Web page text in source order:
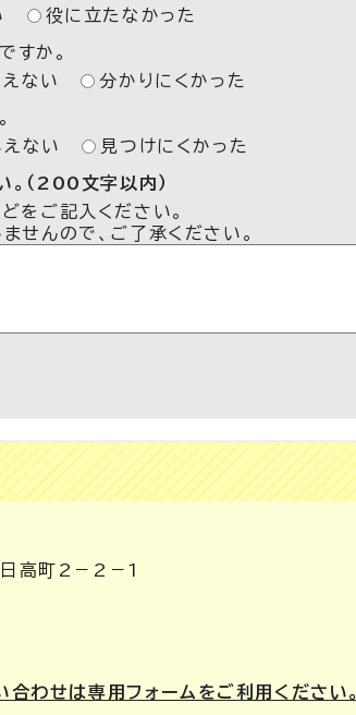
役に立たなかった
すか。
ない 分かりにくかった
ない 見つけにくかった
。（200文字以内）
をご記入ください。
せんので、ご了承ください。
高町2－2－1
わせは専用フォームをご利用ください。